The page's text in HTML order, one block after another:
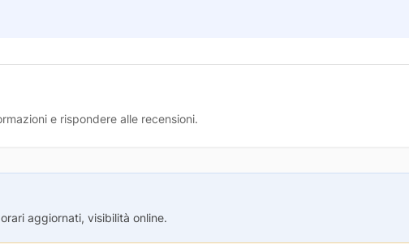
e rispondere alle recensioni.
aggiornati, visibilità online.